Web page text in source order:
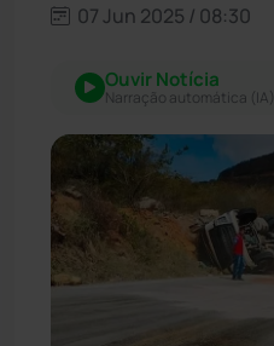
07 Jun 2025 / 08:30
Ouvir Notícia
Narração automática (IA)